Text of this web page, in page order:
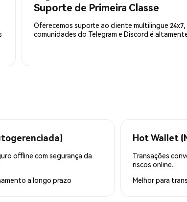
Suporte de Primeira Classe
Oferecemos suporte ao cliente multilingue
comunidades do Telegram e Discord é
offline com segurança da
a longo prazo
Hot Wallet
Transações
riscos online.
Melhor para